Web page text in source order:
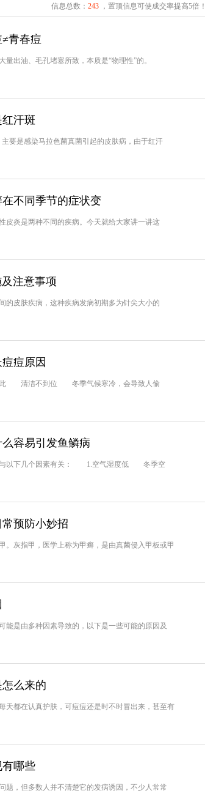
信息总数： 243，置顶信息可使成交率提高5倍！
青春痘
出油、毛孔堵塞所致，本质是“物理性”的。
汗斑
要是感染马拉色菌真菌引起的皮肤病，由于红汗
不同季节的症状变
炎是两种不同的疾病。今天就给大家讲一讲这
注意事项
皮肤疾病，这种疾病发病初期多为针尖大小的
痘原因
此 清洁不到位 冬季气候寒冷，会导致人偷
容易引发鱼鳞病
与以下几个因素有关： 1.空气湿度低 冬季空
预防小妙招
灰指甲，医学上称为甲癣，是由真菌侵入甲板或甲
是由多种因素导致的，以下是一些可能的原因及
么来的
都在认真护肤，可痘痘还是时不时冒出来，甚至有
哪些
，但多数人并不清楚它的发病诱因，不少人常常